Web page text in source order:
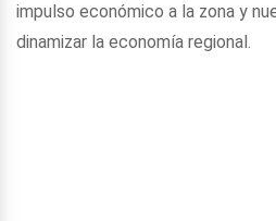
impulso económico a la zona y
dinamizar la economía regional.